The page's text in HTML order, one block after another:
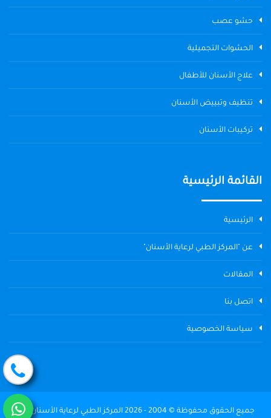
حشو عصب
الحشوات التجميلية
علاج الأسنان للأطفال
تنظيف وتبييض الأسنان
تركيبات الأسنان
القائمة الرئيسية
الرئيسية
عن "المركز الطبي لرعاية الأسنان"
المقالات
اتصل بنا
سياسة الخصوصية
جميع الحقوق محفوظة © 2004 - 2026 المركز الطبي لرعاية الأسنان The